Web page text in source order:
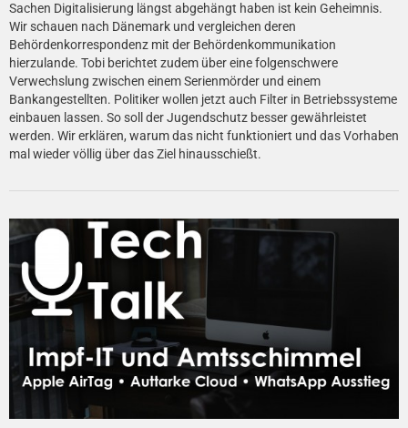
Sachen Digitalisierung längst abgehängt haben ist kein Geheimnis.
Wir schauen nach Dänemark und vergleichen deren
Behördenkorrespondenz mit der Behördenkommunikation
hierzulande. Tobi berichtet zudem über eine folgenschwere
Verwechslung zwischen einem Serienmörder und einem
Bankangestellten. Politiker wollen jetzt auch Filter in Betriebssysteme
einbauen lassen. So soll der Jugendschutz besser gewährleistet
werden. Wir erklären, warum das nicht funktioniert und das Vorhaben
mal wieder völlig über das Ziel hinausschießt.